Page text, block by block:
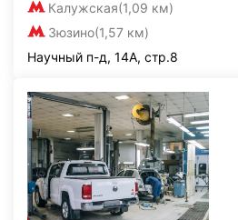
Калужская(1,09 км)
Зюзино(1,57 км)
Научный п-д, 14А, стр.8